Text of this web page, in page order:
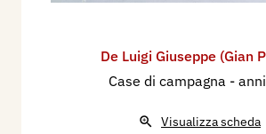
De Luigi Giuseppe (Gian
Case di campagna -
Visualizza scheda